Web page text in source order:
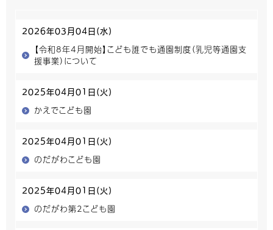
2026年03月04日(水)
【令和8年4月開始】こども誰でも通園制度（乳児等通園支
援事業）について
2025年04月01日(火)
かえでこども園
2025年04月01日(火)
のだがわこども園
2025年04月01日(火)
のだがわ第2こども園